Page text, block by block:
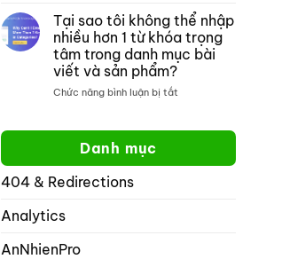
thể
soát
cách
hiển
thị
hội
sao
xếp
hạng
toán
Tại sao tôi không thể nhập
nhiều hơn 1 từ khóa trọng
tâm trong danh mục bài
viết và sản phẩm?
Chức năng bình luận bị tắt
thể
Danh mục
404 & Redirections
Analytics
AnNhienPro